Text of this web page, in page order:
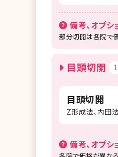
備考、オプシ
部分切開は各院で
目頭切開 1
目頭切開
Z形成法、内田
備考、オプシ